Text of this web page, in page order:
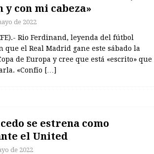
y con mi cabeza»
de 2022
Rio Ferdinand, leyenda del fútbol
que el Real Madrid gane este sábado la
de Europa y cree que está «escrito» que
«Confío […]
se estrena como
el United
de 2022